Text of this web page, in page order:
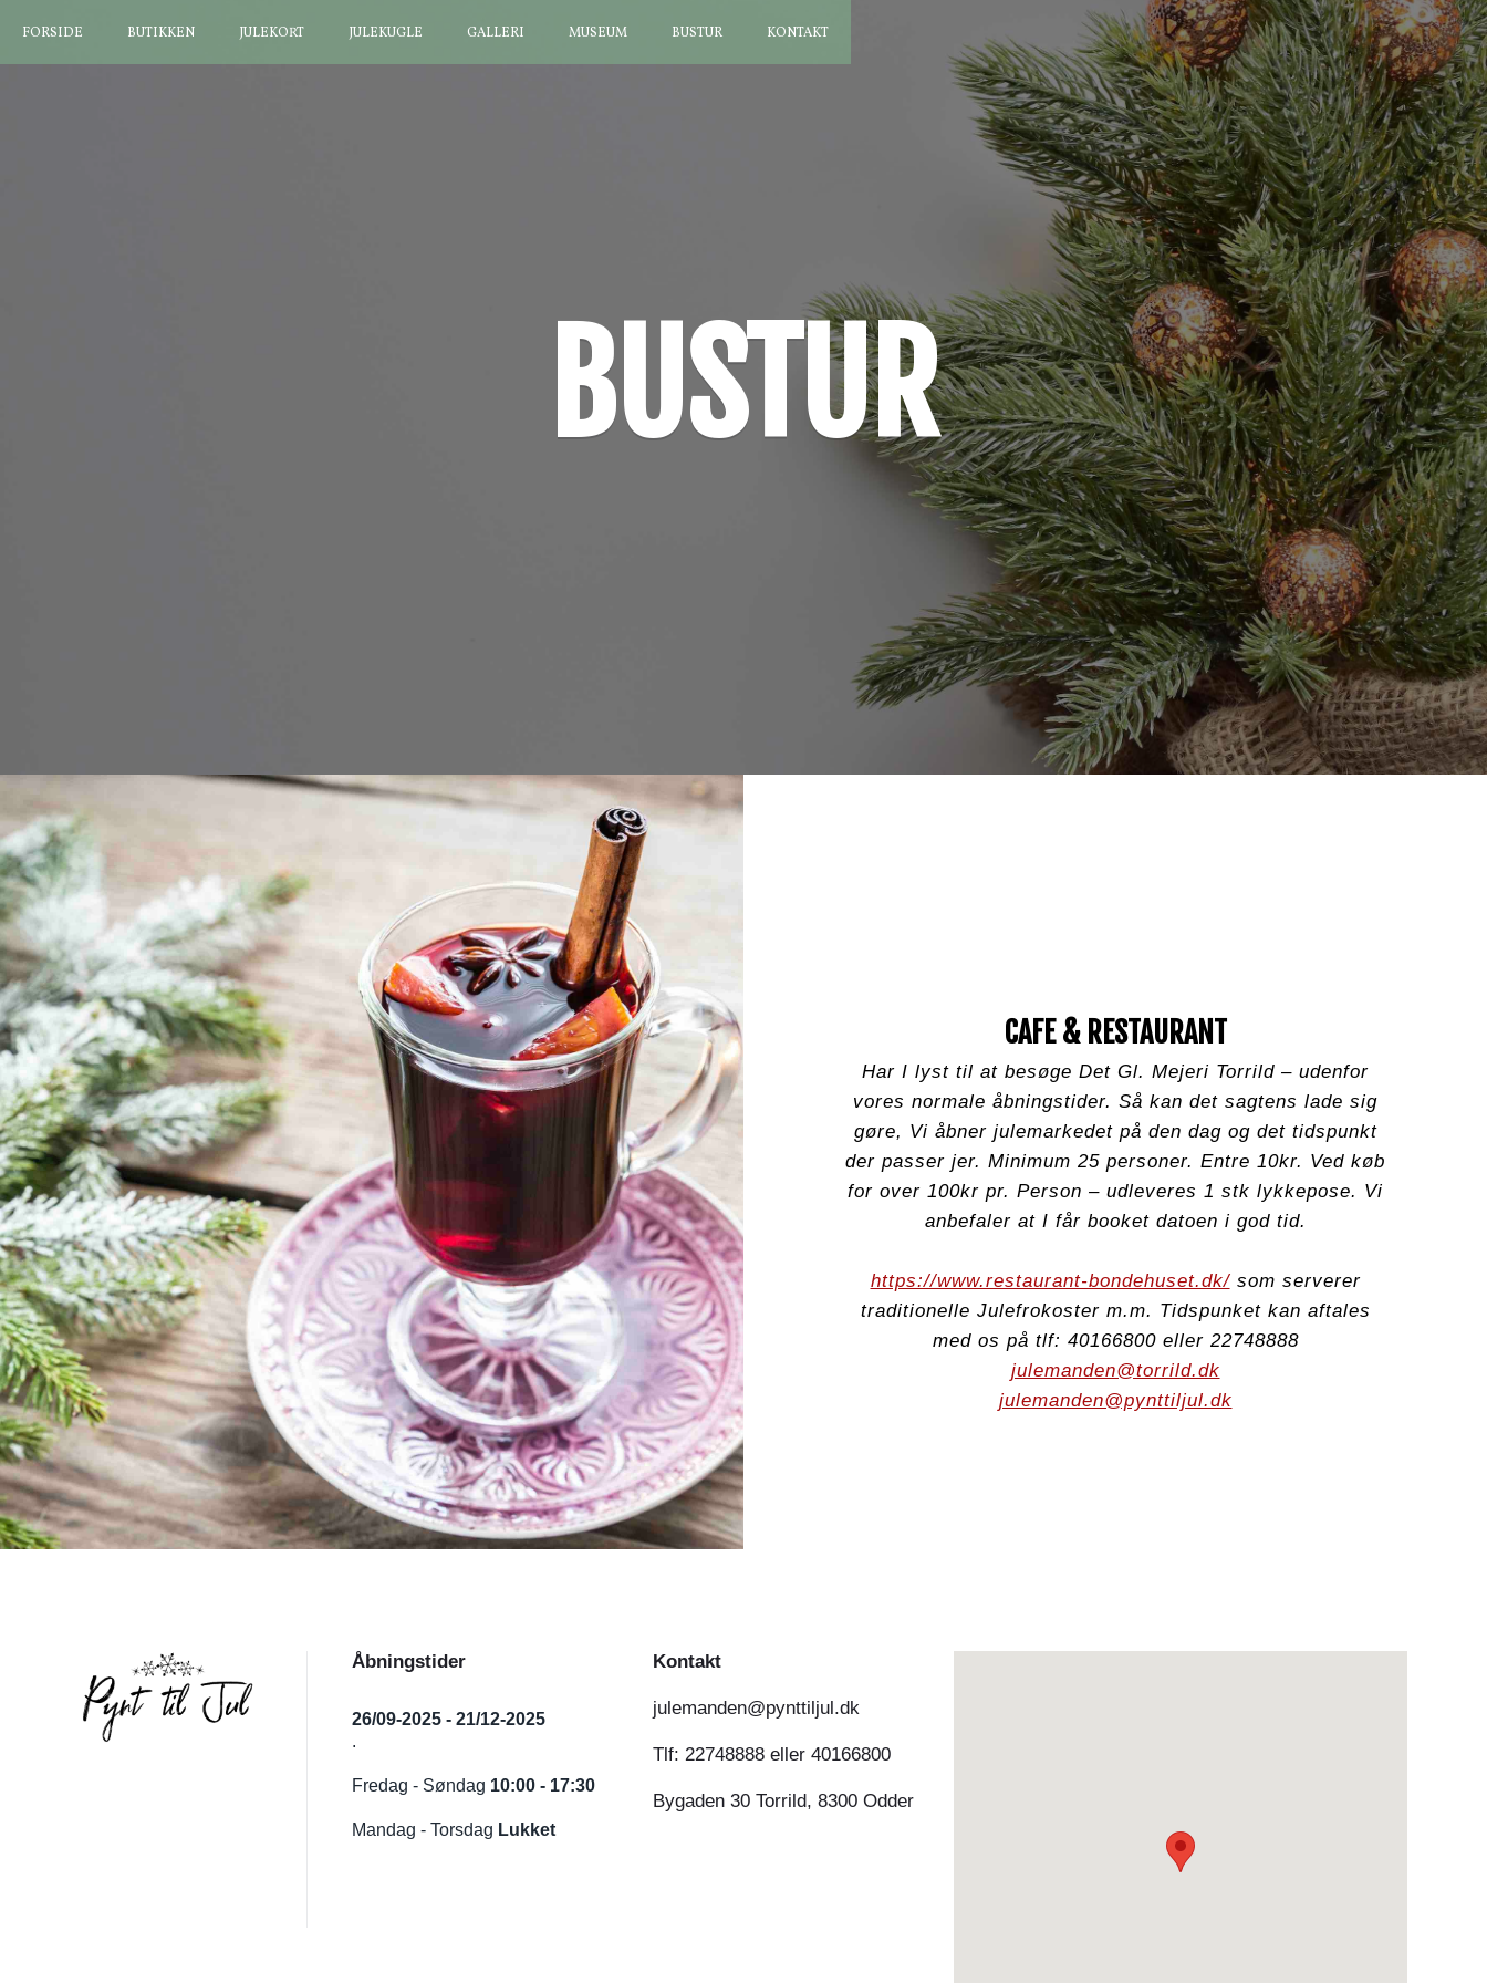
FORSIDE BUTIKKEN JULEKORT JULEKUGLE GALLERI MUSEUM BUSTUR KONTAKT
BUSTUR
CAFE & RESTAURANT
Har I lyst til at besøge Det Gl. Mejeri Torrild – udenfor
vores normale åbningstider. Så kan det sagtens lade sig
gøre, Vi åbner julemarkedet på den dag og det tidspunkt
der passer jer. Minimum 25 personer. Entre 10kr. Ved køb
for over 100kr pr. Person – udleveres 1 stk lykkepose. Vi
anbefaler at I får booket datoen i god tid.
https://www.restaurant-bondehuset.dk/som serverer
traditionelle Julefrokoster m.m. Tidspunket kan aftales
med os på tlf: 40166800 eller 22748888
julemanden@torrild.dk
julemanden@pynttiljul.dk
Åbningstider
26/09-2025 - 21/12-2025
.
Fredag - Søndag 10:00 - 17:30
Mandag - Torsdag Lukket
Kontakt
julemanden@pynttiljul.dk
Tlf: 22748888 eller 40166800
Bygaden 30 Torrild, 8300 Odder